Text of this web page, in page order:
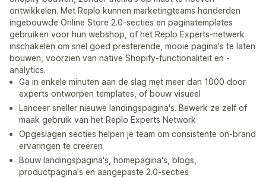
ontwikkelen. Met Replo kunnen marketingteams honderden
ingebouwde Online Store 2.0-secties en paginatemplates
gebruiken voor hun webshop, of het Replo Experts-netwerk
inschakelen om snel goed presterende, mooie pagina's te laten
bouwen, voorzien van native Shopify-functionaliteit en -
analytics.
Ga in enkele minuten aan de slag met meer dan 1000 door
experts ontworpen templates, of bouw visueel
Lanceer sneller nieuwe landingspagina's. Bewerk ze zelf of
maak gebruik van het Replo Experts Network
Opgeslagen secties helpen je team om consistente on-brand
ervaringen te creëren
Bouw landingspagina's, homepagina's, blogs,
productpagina's en aangepaste 2.0-secties